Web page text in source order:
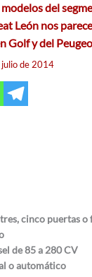
del
León nos
Golf y del
julio de 2014
cinco puertas
de 85 a 280 CV
o automático